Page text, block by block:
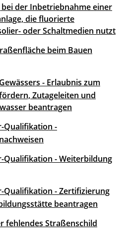
der Inbetriebnahme einer
die fluorierte
oder Schaltmedien nutzt
beim Bauen
- Erlaubnis zum
Zutageleiten und
beantragen
Qualifikation -
- Weiterbildung
- Zertifizierung
beantragen
fehlendes Straßenschild